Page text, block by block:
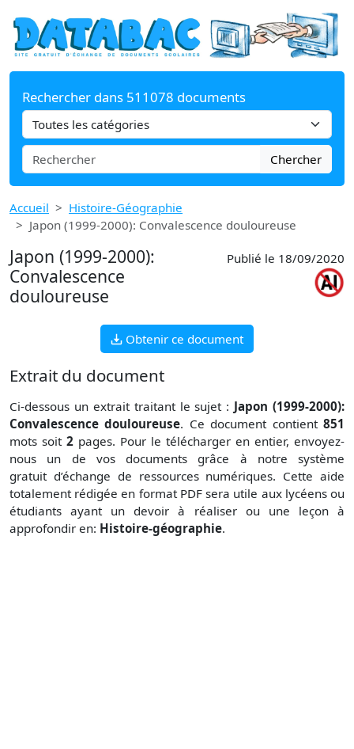
Rechercher dans 511078 documents
Chercher
Accueil
Histoire-Géographie
Japon (1999-2000): Convalescence douloureuse
Japon (1999-2000):
Convalescence
douloureuse
Publié le 18/09/2020
Obtenir ce document
Extrait du document
Ci-dessous un extrait traitant le sujet : Japon (1999-2000):
Convalescence douloureuse. Ce document contient851
mots soit 2 pages. Pour le télécharger en entier, envoyez-
nous un de vos documents grâce à notre système
gratuit d’échange de ressources numériques. Cette aide
totalement rédigée en format PDF sera utile aux lycéens ou
étudiants ayant un devoir à réaliser ou une leçon à
approfondir en: Histoire-géographie.